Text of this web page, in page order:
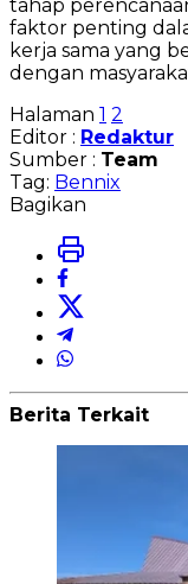
tahap
faktor penting
kerja sama yang
dengan
Halaman 1 2
Editor : Redaktur
Sumber : Team
Tag: Bennix
Bagikan
Berita Terkait